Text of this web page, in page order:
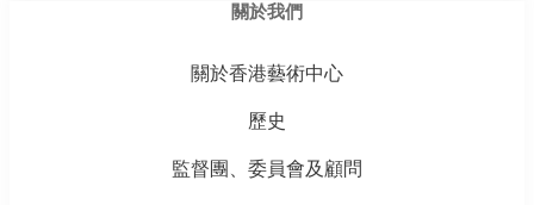
關於我們
關於香港藝術中心
歷史
監督團、委員會及顧問